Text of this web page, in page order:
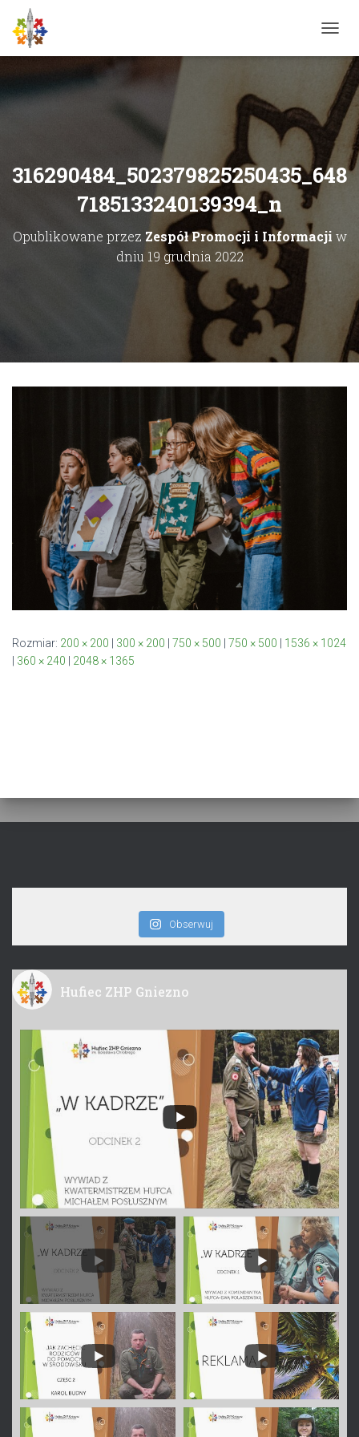
R
Ł
Ą
C
Z
N
A
A
316290484_502379825250435_648
7185133240139394_n
Opublikowane przez Zespół Promocji i Informacji w
dniu 19 grudnia 2022
Rozmiar: 200 × 200 | 300 × 200 | 750 × 500 | 750 × 500 | 1536 × 1024
| 360 × 240 | 2048 × 1365
Obserwuj
Hufiec ZHP Gniezno